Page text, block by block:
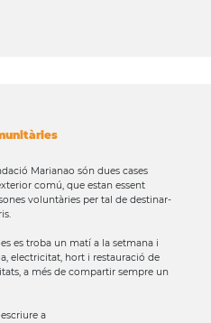
Marianao són dues cases
comú, que estan essent
voluntàries per tal de destinar-
es troba un matí a la setmana i
electricitat, hort i restauració de
a més de compartir sempre un
a